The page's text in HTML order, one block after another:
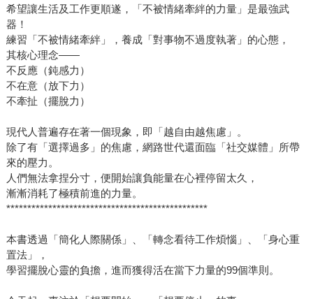
希望讓生活及工作更順遂，「不被情緒牽絆的力量」是最強武
器！
練習「不被情緒牽絆」，養成「對事物不過度執著」的心態，
其核心理念——
不反應（鈍感力）
不在意（放下力）
不牽扯（擺脫力）
現代人普遍存在著一個現象，即「越自由越焦慮」。
除了有「選擇過多」的焦慮，網路世代還面臨「社交媒體」所帶
來的壓力。
人們無法拿捏分寸，便開始讓負能量在心裡停留太久，
漸漸消耗了極積前進的力量。
************************************************
本書透過「簡化人際關係」、「轉念看待工作煩惱」、「身心重
置法」，
學習擺脫心靈的負擔，進而獲得活在當下力量的99個準則。